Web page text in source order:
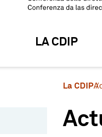
LA CDIP
La CDIP